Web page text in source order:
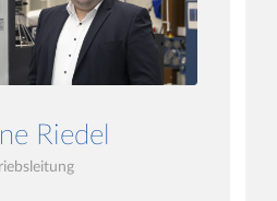
Riedel